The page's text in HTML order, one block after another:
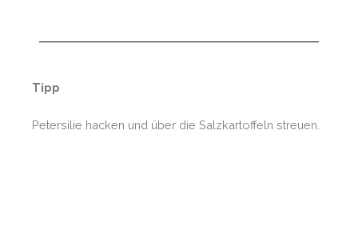
Tipp
Petersilie hacken und über die Salzkartoffeln streuen.